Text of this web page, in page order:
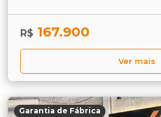
R$ 167.900
Ver mais
Garantia de Fábrica